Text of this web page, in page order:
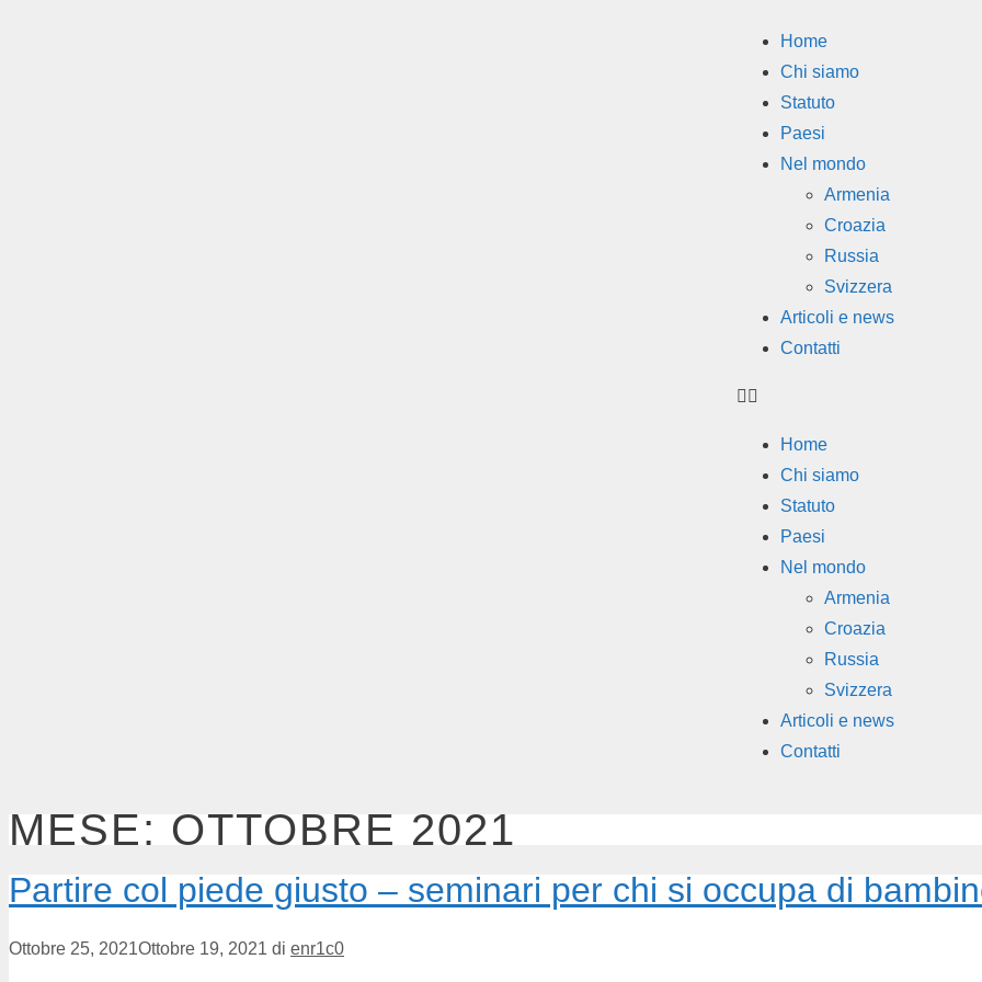
Home
Chi siamo
Statuto
Paesi
Nel mondo
Armenia
Croazia
Russia
Svizzera
Articoli e news
Contatti
Home
Chi siamo
Statuto
Paesi
Nel mondo
Armenia
Croazia
Russia
Svizzera
Articoli e news
Contatti
MESE: OTTOBRE 2021
Partire col piede giusto – seminari per chi si occupa di
Ottobre 25, 2021Ottobre 19, 2021 di enr1c0